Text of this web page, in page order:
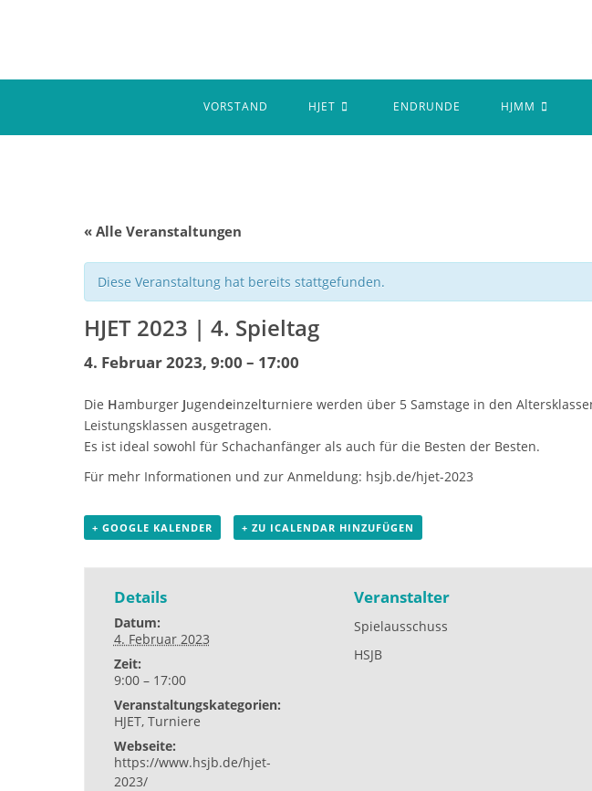
VORSTAND HJET ENDRUNDE HJMM
« Alle Veranstaltungen
Diese Veranstaltung hat bereits stattgefunden.
HJET 2023 | 4. Spieltag
4. Februar 2023, 9:00 – 17:00
Die Hamburger Jugendeinzelturniere werden über 5 Samstage in den
Leistungsklassen ausgetragen.
Es ist ideal sowohl für Schachanfänger als auch für die Besten der Besten.
Für mehr Informationen und zur Anmeldung: hsjb.de/hjet-2023
+ GOOGLE KALENDER + ZU ICALENDAR HINZUFÜGEN
Details
Datum:
4. Februar 2023
Zeit:
9:00 – 17:00
Veranstaltungskategorien:
HJET, Turniere
Webseite:
https://www.hsjb.de/hjet-
2023/
Veranstalter
Spielausschuss
HSJB